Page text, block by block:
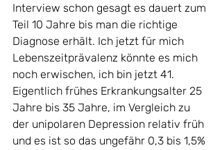
Interview schon gesagt es dauert zum
Teil 10 Jahre bis man die richtige
Diagnose erhält. Ich jetzt für mich
Lebenszeitprävalenz könnte es mich
noch erwischen, ich bin jetzt 41.
Eigentlich frühes Erkrankungsalter 25
Jahre bis 35 Jahre, im Vergleich zu
der unipolaren Depression relativ früh
und es ist so das ungefähr 0,3 bis 1,5%